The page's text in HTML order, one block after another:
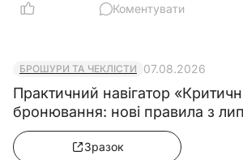
Коментувати
БРОШУРИ ТА ЧЕКЛІСТИ 07.08.2026
Практичний навігатор
бронювання: нові правила з
& Колекція зразків документів»
Зразок